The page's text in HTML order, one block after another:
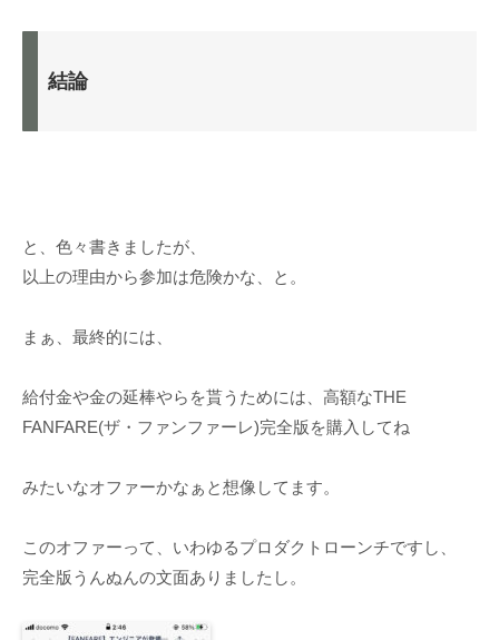
結論
と、色々書きましたが、
以上の理由から参加は危険かな、と。
まぁ、最終的には、
給付金や金の延棒やらを貰うためには、高額なTHE
FANFARE(ザ・ファンファーレ)完全版を購入してね
みたいなオファーかなぁと想像してます。
このオファーって、いわゆるプロダクトローンチですし、
完全版うんぬんの文面ありましたし。